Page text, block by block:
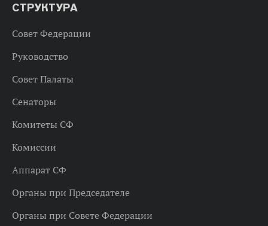
СТРУКТУРА
Совет Федерации
Руководство
Совет Палаты
Сенаторы
Комитеты СФ
Комиссии
Аппарат СФ
Органы при Председателе
Органы при Совете Федерации